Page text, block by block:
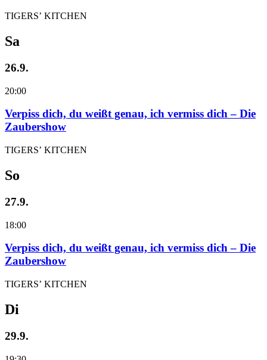
TIGERS’ KITCHEN
Sa
26.9.
20:00
Verpiss dich, du weißt genau, ich vermiss dich – Die
Zaubershow
TIGERS’ KITCHEN
So
27.9.
18:00
Verpiss dich, du weißt genau, ich vermiss dich – Die
Zaubershow
TIGERS’ KITCHEN
Di
29.9.